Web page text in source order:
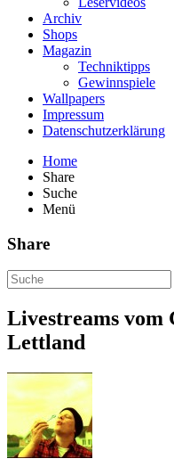
Archiv
Shops
Magazin
Techniktipps
Gewinnspiele
Wallpapers
Impressum
Datenschutzerklärung
Home
Share
Suche
Menü
Share
Livestreams vom
Lettland